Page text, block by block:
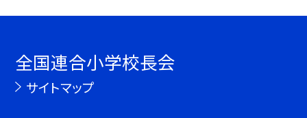
全国連合小学校長会
サイトマップ